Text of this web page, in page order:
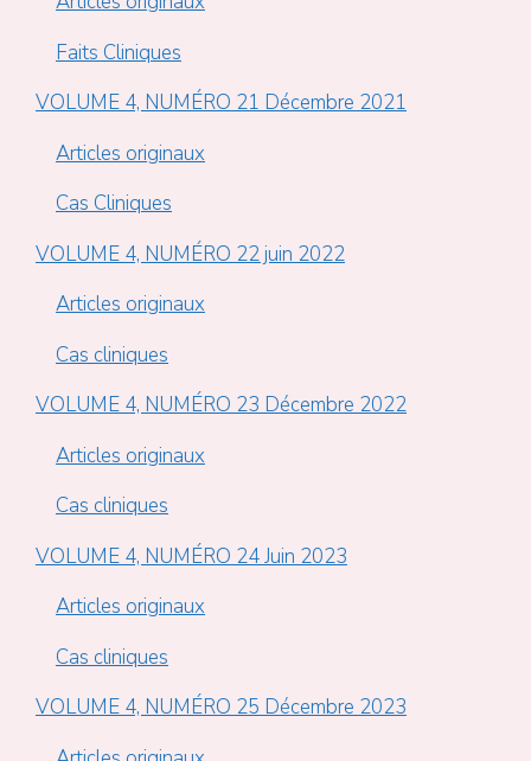
Faits Cliniques
VOLUME 4, NUMÉRO 21 Décembre 2021
Articles originaux
Cas Cliniques
VOLUME 4, NUMÉRO 22 juin 2022
Articles originaux
Cas cliniques
VOLUME 4, NUMÉRO 23 Décembre 2022
Articles originaux
Cas cliniques
VOLUME 4, NUMÉRO 24 Juin 2023
Articles originaux
Cas cliniques
VOLUME 4, NUMÉRO 25 Décembre 2023